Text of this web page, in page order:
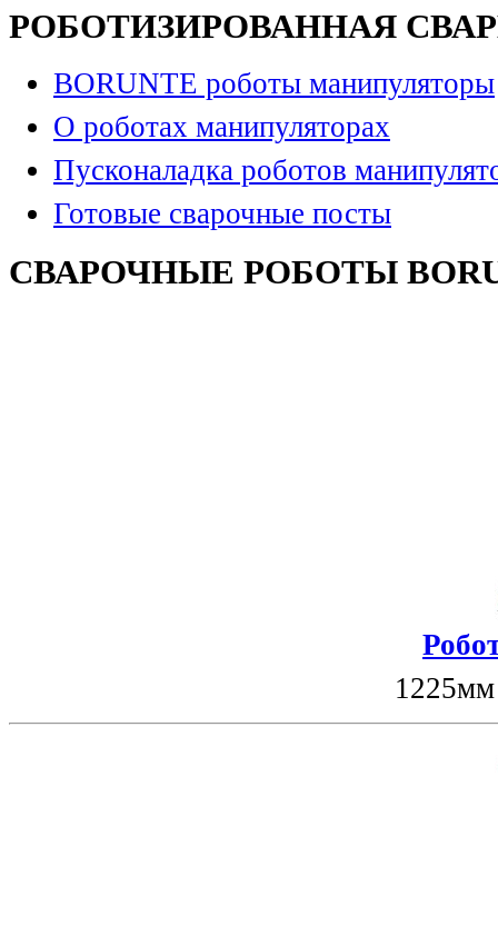
РОБОТИЗИРОВАННАЯ
BORUNTE роботы манипуляторы
О роботах манипуляторах
Пусконаладка роботов
Готовые сварочные посты
СВАРОЧНЫЕ РОБОТЫ